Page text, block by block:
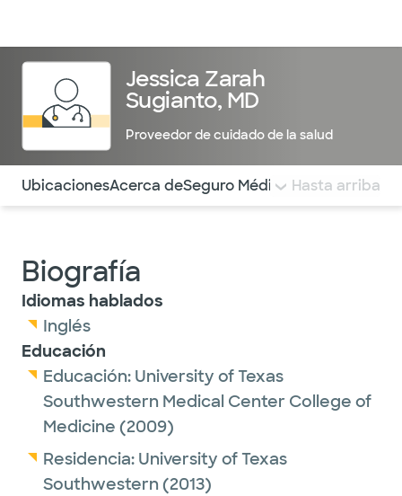
Jessica Zarah
Sugianto, MD
Proveedor de cuidado de la salud
Utilice esta navegación para saltar rápidamente a
UbicacionesAcerca deSeguro Médico COMENTARIOS
Hasta arriba
Biografía
Idiomas hablados
Inglés
Educación
Educación: University of Texas
Southwestern Medical Center College of
Medicine (2009)
Residencia: University of Texas
Southwestern (2013)